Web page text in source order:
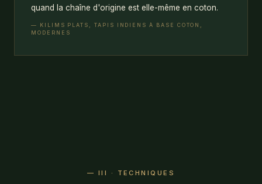
quand la chaîne d'origine est elle-même en coton.
— KILIMS PLATS, TAPIS INDIENS À BASE COTON,
MODERNES
— III · TECHNIQUES